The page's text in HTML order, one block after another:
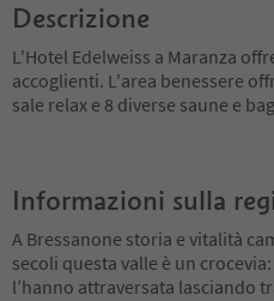
Descrizione
L'Hotel Edelweiss a Maranza
accoglienti. L'area benessere
sale relax e 8 diverse saune e
Informazioni sulla
A Bressanone storia e vitalità
secoli questa valle è un
l’hanno attraversata lasciando